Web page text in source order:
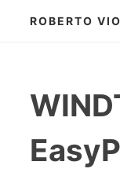
ROBERTO